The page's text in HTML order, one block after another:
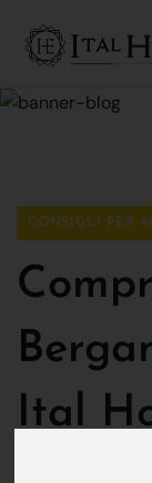
CONSIGLI PER
Ital